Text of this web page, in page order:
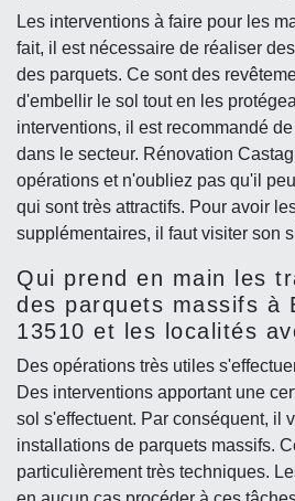
Les interventions à faire pour les
fait, il est nécessaire de réaliser
des parquets. Ce sont des
d'embellir le sol tout en les
interventions, il est recommandé
dans le secteur. Rénovation
opérations et n'oubliez pas qu'il
qui sont très attractifs. Pour avoir
supplémentaires, il faut visiter son
Qui prend en main les
des parquets massifs à
13510 et les localités
Des opérations très utiles
Des interventions apportant une
sol s'effectuent. Par conséquent, il
installations de parquets massifs.
particulièrement très techniques.